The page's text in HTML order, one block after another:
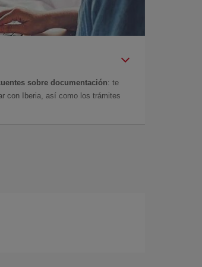
sobre documentación: te
con Iberia, así como los trámites